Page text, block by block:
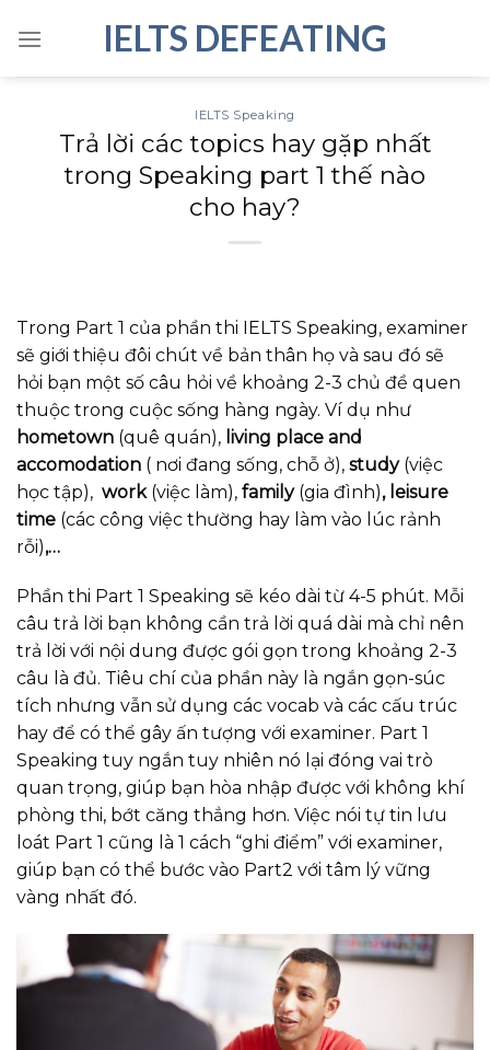
IELTS DEFEATING
IELTS Speaking
Trả lời các topics hay gặp nhất
trong Speaking part 1 thế nào
cho hay?
Trong Part 1 của phần thi IELTS Speaking, examiner
sẽ giới thiệu đôi chút về bản thân họ và sau đó sẽ
hỏi bạn một số câu hỏi về khoảng 2-3 chủ đề quen
thuộc trong cuộc sống hàng ngày. Ví dụ như
hometown (quê quán), living place and
accomodation ( nơi đang sống, chỗ ở), study(việc
học tập), work(việc làm), family (gia đình), leisure
time (các công việc thường hay làm vào lúc rảnh
rỗi),…
Phần thi Part 1 Speaking sẽ kéo dài từ 4-5 phút. Mỗi
câu trả lời bạn không cần trả lời quá dài mà chỉ nên
trả lời với nội dung được gói gọn trong khoảng 2-3
câu là đủ. Tiêu chí của phần này là ngắn gọn-súc
tích nhưng vẫn sử dụng các vocab và các cấu trúc
hay để có thể gây ấn tượng với examiner. Part 1
Speaking tuy ngắn tuy nhiên nó lại đóng vai trò
quan trọng, giúp bạn hòa nhập được với không khí
phòng thi, bớt căng thẳng hơn. Việc nói tự tin lưu
loát Part 1 cũng là 1 cách “ghi điểm” với examiner,
giúp bạn có thể bước vào Part2 với tâm lý vững
vàng nhất đó.